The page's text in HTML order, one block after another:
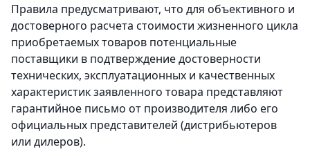
Правила предусматривают, что для объективного и
достоверного расчета стоимости жизненного цикла
приобретаемых товаров потенциальные
поставщики в подтверждение достоверности
технических, эксплуатационных и качественных
характеристик заявленного товара представляют
гарантийное письмо от производителя либо его
официальных представителей (дистрибьютеров
или дилеров).